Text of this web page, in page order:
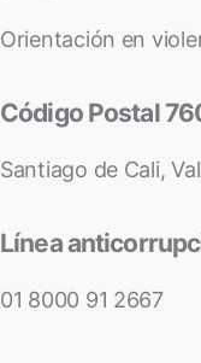
Orientación en
Código Postal
Santiago de Cali,
Línea
01 8000 91 2667